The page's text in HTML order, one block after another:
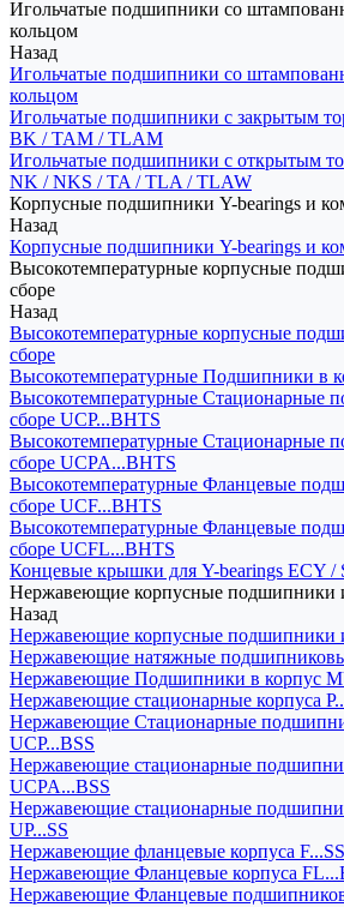
Игольчатые подшипники со
кольцом
Назад
Игольчатые подшипники со
кольцом
Игольчатые подшипники с закрытым
BK / TAM / TLAM
Игольчатые подшипники с открытым
NK / NKS / TA / TLA / TLAW
Корпусные подшипники Y-bearings и
Назад
Корпусные подшипники Y-bearings и
Высокотемпературные корпусные
сборе
Назад
Высокотемпературные корпусные
сборе
Высокотемпературные Подшипники в
Высокотемпературные Стационарные
сборе UCP...BHTS
Высокотемпературные Стационарные
сборе UCPA...BHTS
Высокотемпературные Фланцевые
сборе UCF...BHTS
Высокотемпературные Фланцевые
сборе UCFL...BHTS
Концевые крышки для Y-bearings ECY /
Нержавеющие корпусные подшипники
Назад
Нержавеющие корпусные подшипники
Нержавеющие натяжные
Нержавеющие Подшипники в корпус
Нержавеющие стационарные корпуса
Нержавеющие Стационарные
UCP...BSS
Нержавеющие стационарные
UCPA...BSS
Нержавеющие стационарные
UP...SS
Нержавеющие фланцевые корпуса F...SS
Нержавеющие Фланцевые корпуса
Нержавеющие Фланцевые